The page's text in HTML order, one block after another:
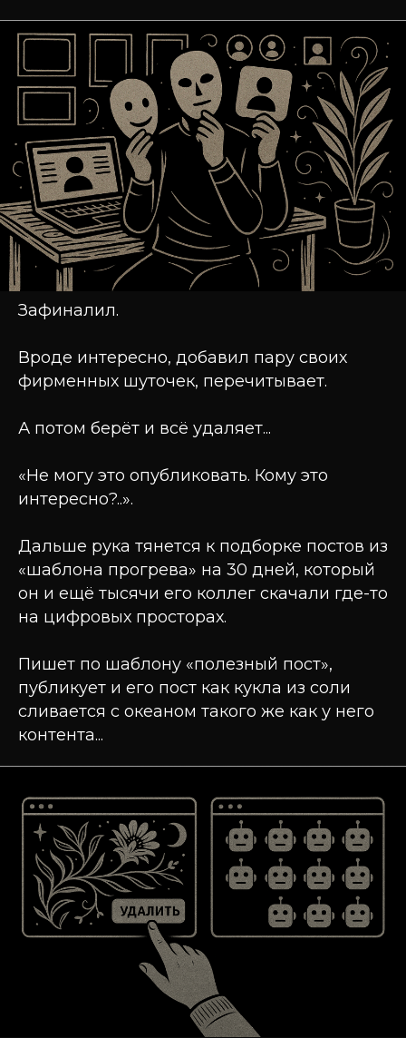
Зафиналил.
Вроде интересно, добавил пару своих
фирменных шуточек, перечитывает.
А потом берёт и всё удаляет...
«Не могу это опубликовать. Кому это
интересно?..».
Дальше рука тянется к подборке постов из
«шаблона прогрева» на 30 дней, который
он и ещё тысячи его коллег скачали где-то
на цифровых просторах.
Пишет по шаблону «полезный пост»,
публикует и его пост как кукла из соли
сливается с океаном такого же как у него
контента...